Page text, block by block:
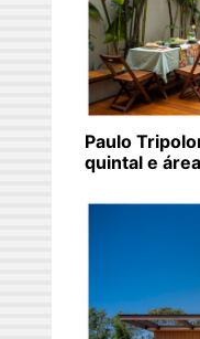
Paulo
quintal e